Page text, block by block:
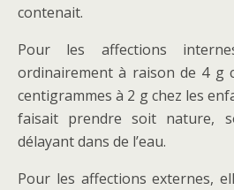
contenait.
Pour les affections
ordinairement à raison de 4 g
centigrammes à 2 g chez les
faisait prendre soit nature,
délayant dans de l’eau.
Pour les affections externes,